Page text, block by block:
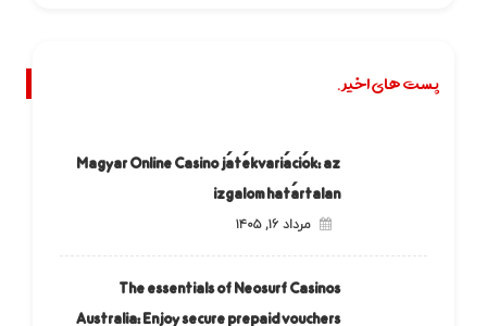
پست های اخیر.
Magyar Online Casino játékvariációk: az
izgalom határtalan
مرداد ۱۶, ۱۴۰۵
The essentials of Neosurf Casinos
Australia: Enjoy secure prepaid vouchers